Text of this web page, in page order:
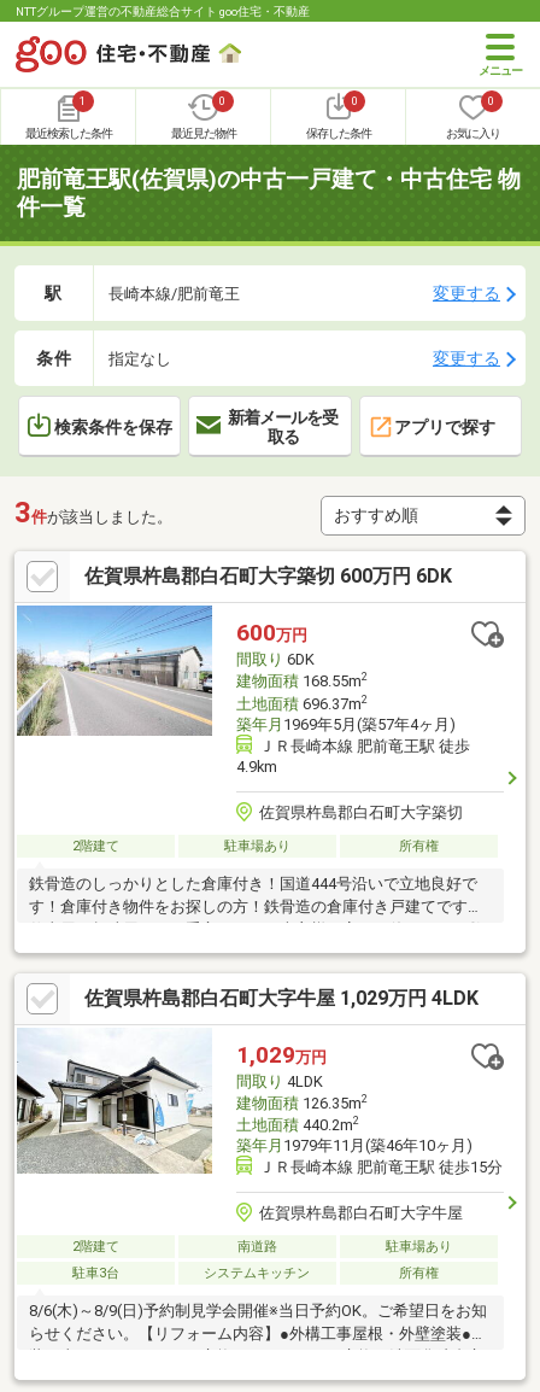
NTTグループ運営の不動産総合サイト goo住宅・不動産
1
最近検索した条件
0
最近見た物件
0
保存した条件
0
お気に入り
肥前竜王駅(佐賀県)の中古一戸建て・中古住宅 物
件一覧
駅 長崎本線/肥前竜王 変更する
条件 指定なし 変更する
検索条件を保存
新着メールを受
取る
アプリで探す
3件が該当しました。
佐賀県杵島郡白石町大字築切 600万円 6DK
600万円
間取り 6DK
建物面積168.55m2
土地面積696.37m2
築年月 1969年5月(築57年4ヶ月)
ＪＲ長崎本線 肥前竜王駅 徒歩
4.9km
佐賀県杵島郡白石町大字築切
2階建て 駐車場あり 所有権
鉄骨造のしっかりとした倉庫付き！国道444号沿いで立地良好で
す！倉庫付き物件をお探しの方！鉄骨造の倉庫付き戸建てです。
地広々210.6坪超。別途、畑約257.㎡込みのお値段です。農地転用
の申請が必要。これから、畑に挑戦したい方、も購入可能です。
佐賀県杵島郡白石町大字牛屋 1,029万円 4LDK
1,029万円
間取り 4LDK
建物面積126.35m2
土地面積440.2m2
築年月 1979年11月(築46年10ヶ月)
ＪＲ長崎本線 肥前竜王駅 徒歩15分
佐賀県杵島郡白石町大字牛屋
2階建て 南道路
駐車場あり
駐車3台
システムキッチン 所有権
8/6(木)～8/9(日)予約制見学会開催※当日予約OK。ご希望日をお知
らせください。【リフォーム内容】●外構工事屋根・外壁塗装●内
換、フローリング上張り、クロス張替え、建具交換、シューズボ